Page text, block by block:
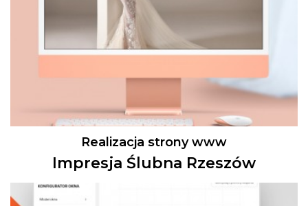
Realizacja strony www
Impresja Ślubna Rzeszów